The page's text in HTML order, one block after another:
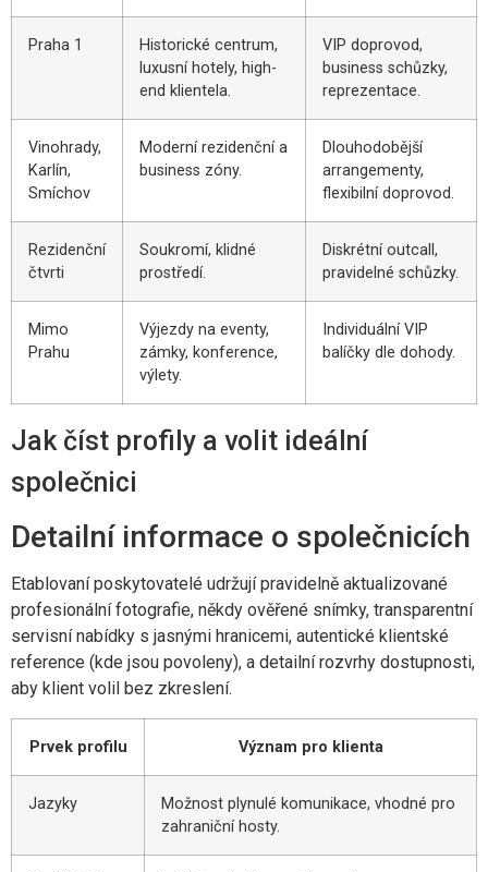
Praha 1
Historické centrum,
luxusní hotely, high-
end klientela.
VIP doprovod,
business schůzky,
reprezentace.
Vinohrady,
Karlín,
Smíchov
Moderní rezidenční a
business zóny.
Dlouhodobější
arrangementy,
flexibilní doprovod.
Rezidenční
čtvrti
Soukromí, klidné
prostředí.
Diskrétní outcall,
pravidelné schůzky.
Mimo
Prahu
Výjezdy na eventy,
zámky, konference,
výlety.
Individuální VIP
balíčky dle dohody.
Jak číst profily a volit ideální
společnici
Detailní informace o společnicích
Etablovaní poskytovatelé udržují pravidelně aktualizované
profesionální fotografie, někdy ověřené snímky, transparentní
servisní nabídky s jasnými hranicemi, autentické klientské
reference (kde jsou povoleny), a detailní rozvrhy dostupnosti,
aby klient volil bez zkreslení.
Prvek profilu Význam pro klienta
Jazyky
Možnost plynulé komunikace, vhodné pro
zahraniční hosty.